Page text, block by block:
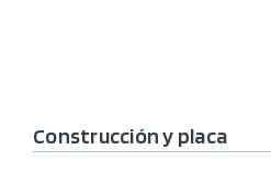
Construcción y placa